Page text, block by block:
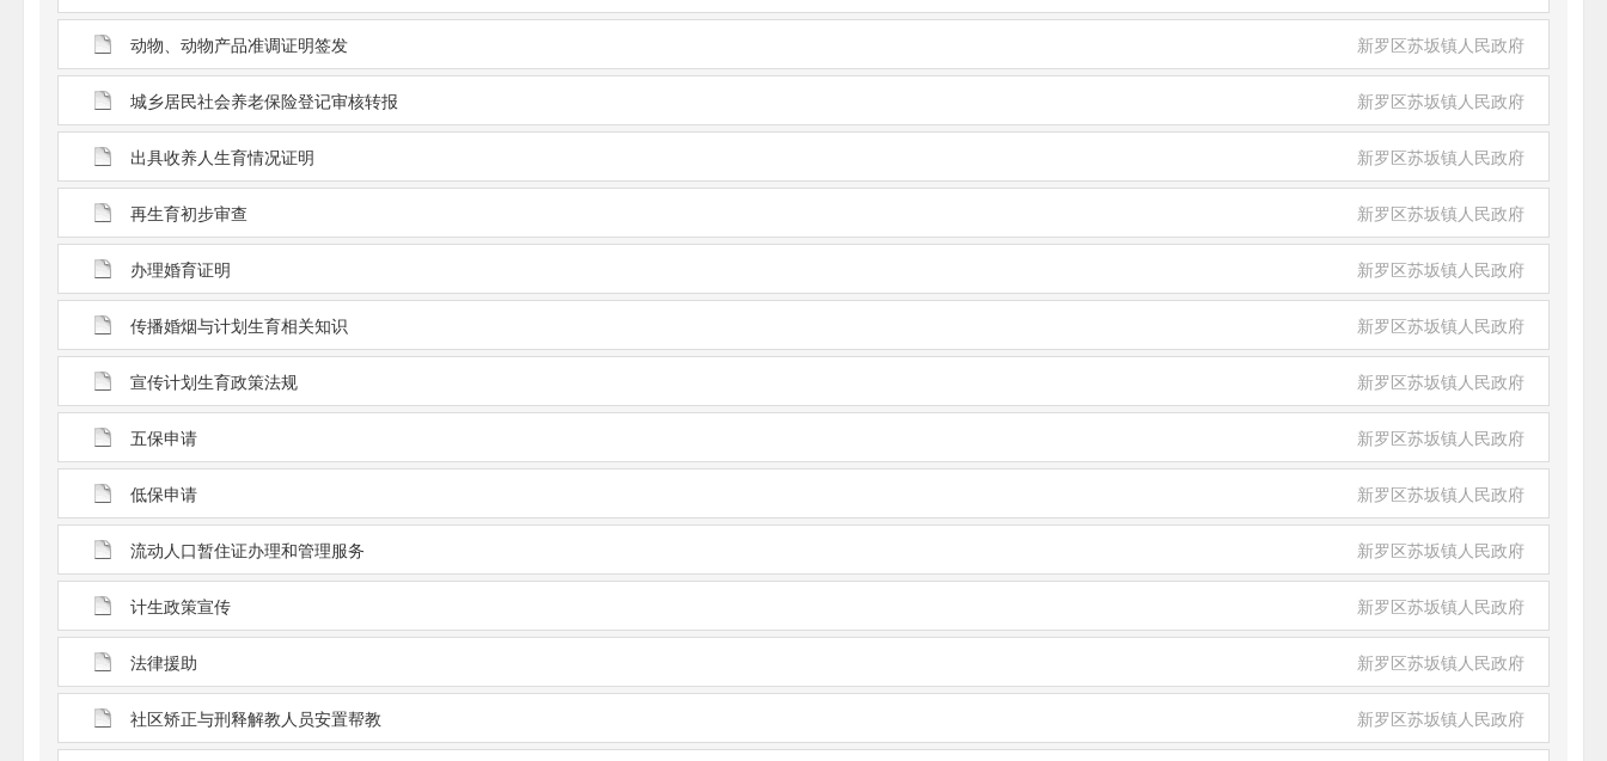
动物、动物产品准调证明签发 新罗区苏坂镇人民政府
城乡居民社会养老保险登记审核转报 新罗区苏坂镇人民政府
出具收养人生育情况证明 新罗区苏坂镇人民政府
再生育初步审查 新罗区苏坂镇人民政府
办理婚育证明 新罗区苏坂镇人民政府
传播婚烟与计划生育相关知识 新罗区苏坂镇人民政府
宣传计划生育政策法规 新罗区苏坂镇人民政府
五保申请 新罗区苏坂镇人民政府
低保申请 新罗区苏坂镇人民政府
流动人口暂住证办理和管理服务 新罗区苏坂镇人民政府
计生政策宣传 新罗区苏坂镇人民政府
法律援助 新罗区苏坂镇人民政府
社区矫正与刑释解教人员安置帮教 新罗区苏坂镇人民政府